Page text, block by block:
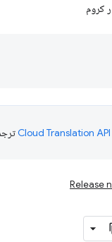
کروم
Release